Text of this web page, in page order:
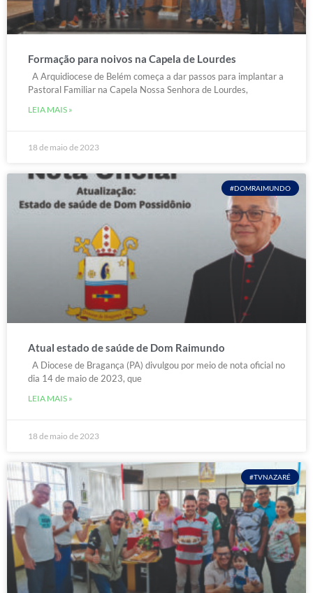
Formação para noivos na Capela de Lourdes
A Arquidiocese de Belém começa a dar passos para implantar a
Pastoral Familiar na Capela Nossa Senhora de Lourdes,
LEIA MAIS »
18 de maio de 2023
#DOMRAIMUNDO
Atual estado de saúde de Dom Raimundo
A Diocese de Bragança (PA) divulgou por meio de nota oficial no
dia 14 de maio de 2023, que
LEIA MAIS »
18 de maio de 2023
#TVNAZARÉ